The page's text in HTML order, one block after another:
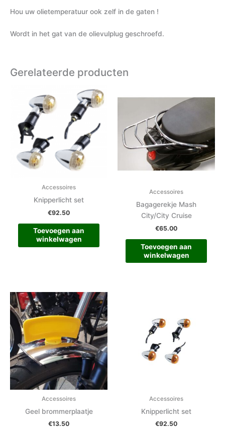
Hou uw olietemperatuur ook zelf in de gaten !
Wordt in het gat van de olievulplug geschroefd.
Gerelateerde producten
Accessoires
Knipperlicht set
€92.50
Toevoegen aan
winkelwagen
Accessoires
Bagagerekje Mash
City/City Cruise
€65.00
Toevoegen aan
winkelwagen
Accessoires
Geel brommerplaatje
€13.50
Accessoires
Knipperlicht set
€92.50